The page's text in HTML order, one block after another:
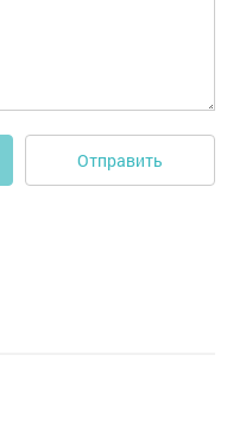
Отправить